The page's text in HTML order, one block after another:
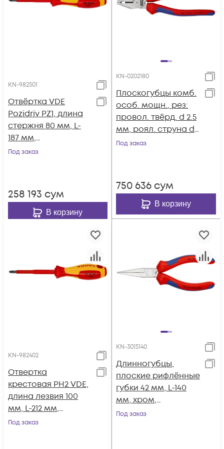
KN-982501
Отвёртка VDE
Pozidriv PZ1, длина
стержня 80 мм, L-
187 мм,
диэлектрическая, 2-
Под заказ
258 193 сум
В корзину
KN-0202180
Плоскогубцы комб.
особ. мощн., рез:
провол. твёрд. d 2.5
мм, роял. струна d
2 мм, кабель d 11.5
Под заказ
750 636 сум
В корзину
KN-982402
Отвертка
крестовая PH2 VDE,
длина лезвия 100
мм, L-212 мм,
диэлектрическая, 2-
Под заказ
KN-3015140
Длинногубцы,
плоские рифлённые
губки 42 мм, L-140
мм, хром,
двукомпонентные
Под заказ